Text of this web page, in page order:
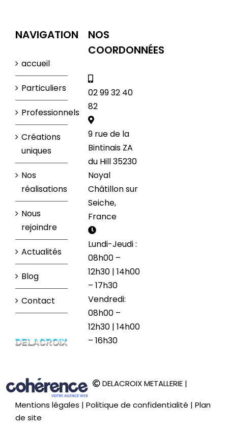
NAVIGATION
accueil
Particuliers
Professionnels
Créations
uniques
Nos
réalisations
Nous
rejoindre
Actualités
Blog
Contact
NOS
COORDONNÉES
02 99 32 40
82
9 rue de la
Bintinais ZA
du Hill 35230
Noyal
Châtillon sur
Seiche,
France
Lundi-Jeudi :
08h00 –
12h30 | 14h00
– 17h30
Vendredi:
08h00 –
12h30 | 14h00
– 16h30
DELACROIX METALLERIE |
Mentions légales | Politique de confidentialité | Plan
de site